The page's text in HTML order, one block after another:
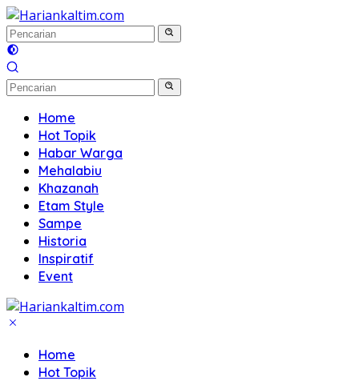
Langsung
ke
konten
Home
Hot Topik
Habar Warga
Mehalabiu
Khazanah
Etam Style
Sampe
Historia
Inspiratif
Event
Home
Hot Topik